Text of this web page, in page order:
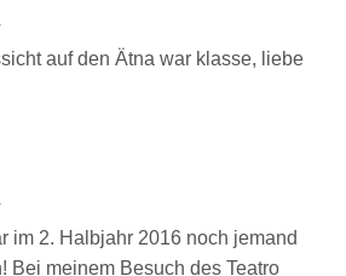
auf den Ätna war klasse, liebe
im 2. Halbjahr 2016 noch jemand
Bei meinem Besuch des Teatro